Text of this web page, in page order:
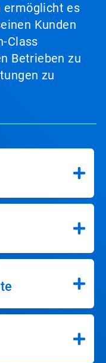
ermöglicht es
Kunden
Class
Betrieben zu
zu